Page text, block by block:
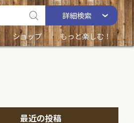
詳細検索
ショップ もっと楽しむ！
最近の投稿